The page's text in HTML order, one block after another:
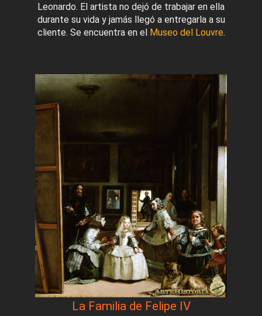
Leonardo. El artista no dejó de trabajar en ella
durante su vida y jamás llegó a entregarla a su
cliente. Se encuentra en el Museo del Louvre.
La Familia de Felipe IV